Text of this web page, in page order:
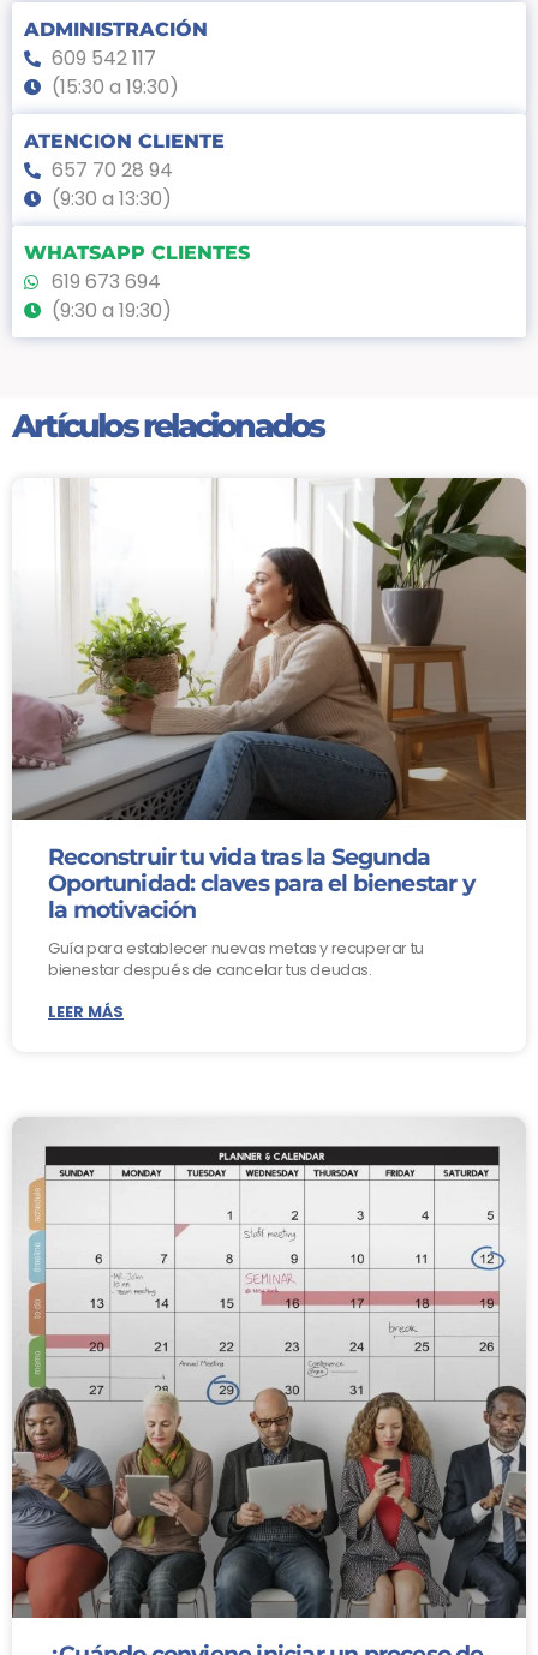
ADMINISTRACIÓN
609 542 117
(15:30 a 19:30)
ATENCION CLIENTE
657 70 28 94
(9:30 a 13:30)
WHATSAPP CLIENTES
619 673 694
(9:30 a 19:30)
Artículos relacionados
Reconstruir tu vida tras la Segunda
Oportunidad: claves para el bienestar y
la motivación
Guía para establecer nuevas metas y recuperar tu
bienestar después de cancelar tus deudas.
LEER MÁS